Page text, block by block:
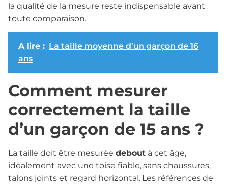
la qualité de la mesure reste indispensable avant
toute comparaison.
A lire : La taille moyenne d’un garçon de 16
ans
Comment mesurer
correctement la taille
d’un garçon de 15 ans ?
La taille doit être mesurée debout à cet âge,
idéalement avec une toise fiable, sans chaussures,
talons joints et regard horizontal. Les références de